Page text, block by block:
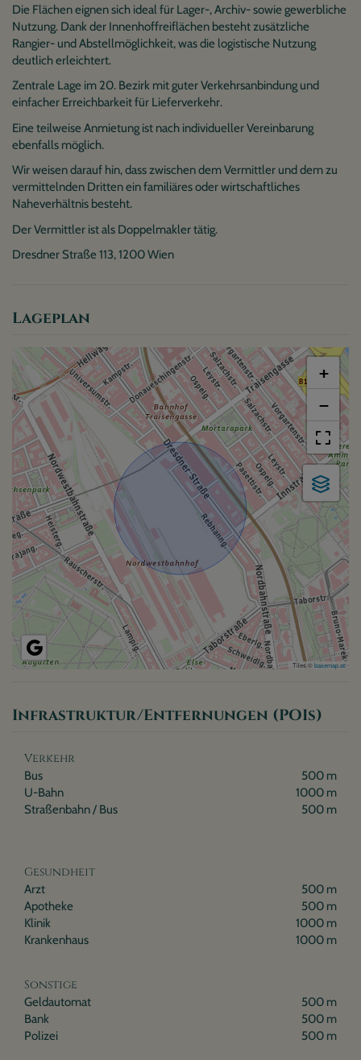
Die Flächen eignen sich ideal für Lager-, Archiv- sowie gewerbliche
Nutzung. Dank der Innenhoffreiflächen besteht zusätzliche
Rangier- und Abstellmöglichkeit, was die logistische Nutzung
deutlich erleichtert.
Zentrale Lage im 20. Bezirk mit guter Verkehrsanbindung und
einfacher Erreichbarkeit für Lieferverkehr.
Eine teilweise Anmietung ist nach individueller Vereinbarung
ebenfalls möglich.
Wir weisen darauf hin, dass zwischen dem Vermittler und dem zu
vermittelnden Dritten ein familiäres oder wirtschaftliches
Naheverhältnis besteht.
Der Vermittler ist als Doppelmakler tätig.
Dresdner Straße 113, 1200 Wien
Lageplan
+
−
Tiles ©basemap.at
Infrastruktur/Entfernungen (POIs)
Verkehr
Bus
500 m
U-Bahn
1000 m
Straßenbahn / Bus
500 m
Gesundheit
Arzt
500 m
Apotheke
500 m
Klinik
1000 m
Krankenhaus
1000 m
Sonstige
Geldautomat
500 m
Bank
500 m
Polizei
500 m